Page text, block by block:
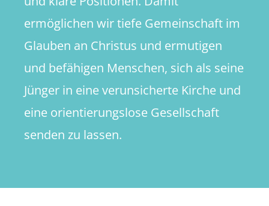
ermöglichen wir tiefe Gemeinschaft im
Glauben an Christus und ermutigen
und befähigen Menschen, sich als seine
Jünger in eine verunsicherte Kirche und
eine orientierungslose Gesellschaft
senden zu lassen.